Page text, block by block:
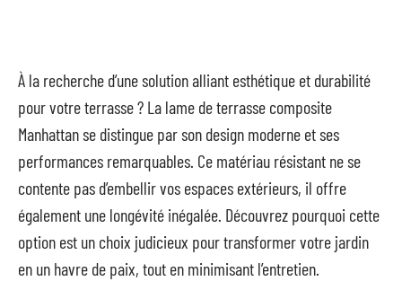
À la recherche d’une solution alliant esthétique et durabilité
pour votre terrasse ? La lame de terrasse composite
Manhattan se distingue par son design moderne et ses
performances remarquables. Ce matériau résistant ne se
contente pas d’embellir vos espaces extérieurs, il offre
également une longévité inégalée. Découvrez pourquoi cette
option est un choix judicieux pour transformer votre jardin
en un havre de paix, tout en minimisant l’entretien.